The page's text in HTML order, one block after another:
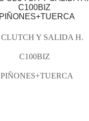
CLUTCH Y SALIDA H.
C100BIZ